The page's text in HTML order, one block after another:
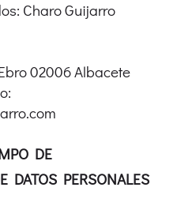
Charo Guijarro
02006 Albacete
DE
DATOS PERSONALES